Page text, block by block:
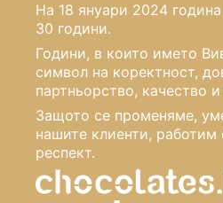
На 18 януари 2024
30 години.
Години, в които името
символ на коректност,
партньорство, качество
Защото се променяме,
нашите клиенти, работим
респект.